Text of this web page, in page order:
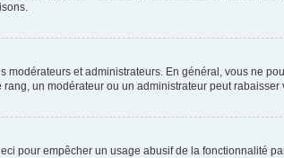
et administrateurs. En général, vous ne
un modérateur ou un administrateur peut
pour empêcher un usage abusif de la fonctionnalité